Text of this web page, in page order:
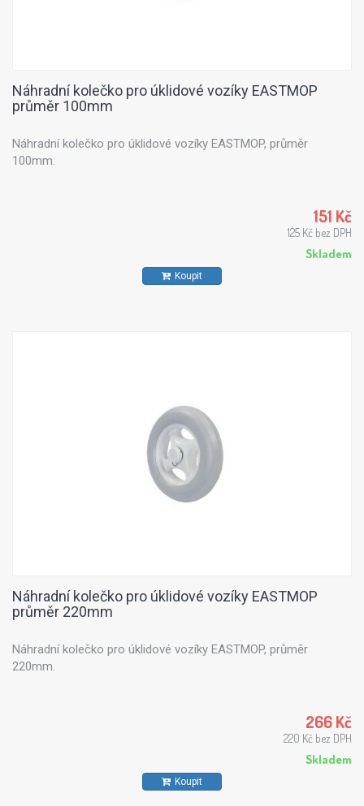
Náhradní kolečko pro úklidové vozíky EASTMOP
průměr 100mm
Náhradní kolečko pro úklidové vozíky EASTMOP, průměr
100mm.
151 Kč
125 Kč bez DPH
Skladem
Koupit
Náhradní kolečko pro úklidové vozíky EASTMOP
průměr 220mm
Náhradní kolečko pro úklidové vozíky EASTMOP, průměr
220mm.
266 Kč
220 Kč bez DPH
Skladem
Koupit